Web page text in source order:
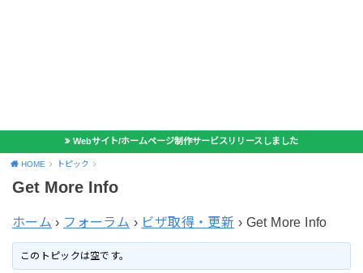
Webサイト/ホームページ制作サービスリリースしました
HOME トピック
Get More Info
ホーム › フォーラム › ビザ取得・更新 › Get More Info
このトピックは空です。